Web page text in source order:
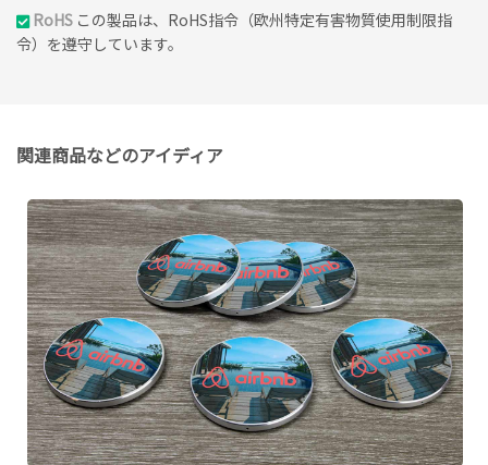
RoHS この製品は、RoHS指令（欧州特定有害物質使用制限指
令）を遵守しています。
関連商品などのアイディア